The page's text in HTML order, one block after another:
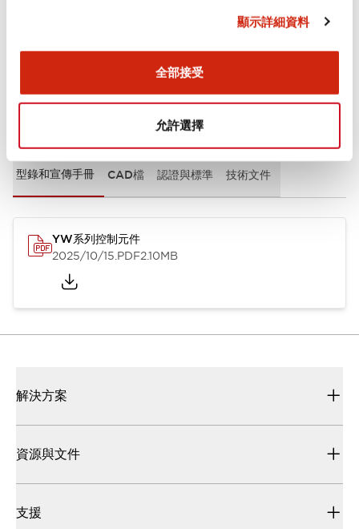
顯示詳細資料
全部接受
允許選擇
型錄和宣傳手冊 CAD檔 認證與標準 技術文件
YW系列控制元件
2025/10/15.PDF2.10MB
解決方案
資源與文件
支援